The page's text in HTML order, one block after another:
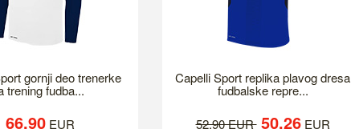
gornji deo trenerke
trening fudba...
66.90EUR
Capelli Sport replika plavog dresa
fudbalske repre...
52.90 EUR 50.26EUR